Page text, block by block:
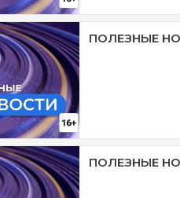
ПОЛЕЗНЫЕ
ПОЛЕЗНЫЕ